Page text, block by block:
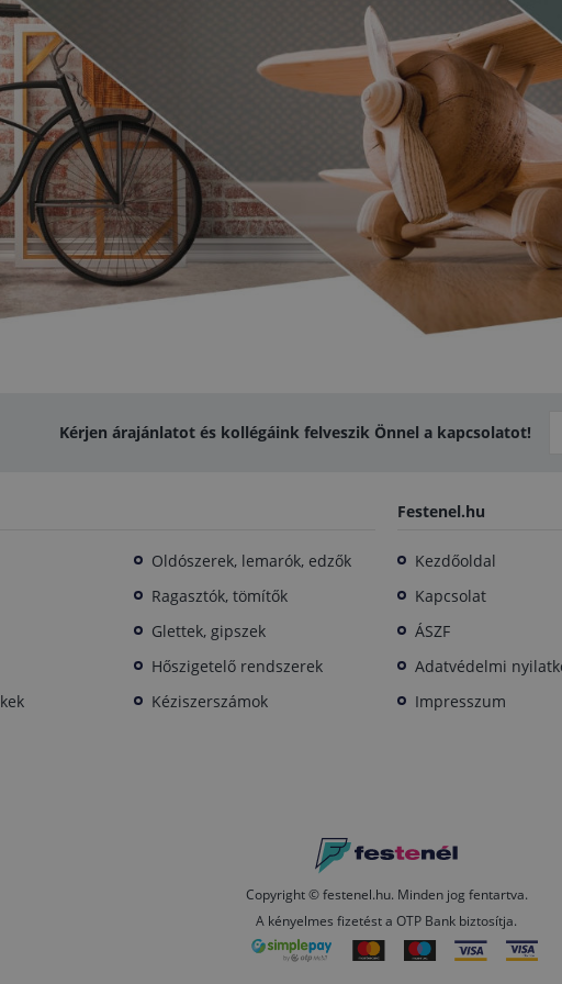
Kérjen árajánlatot és kollégáink felveszik Önnel a kapcsolatot!
Oldószerek, lemarók, edzők
Ragasztók, tömítők
Glettek, gipszek
Hőszigetelő rendszerek
Kéziszerszámok
Festenel.hu
Kezdőoldal
Kapcsolat
ÁSZF
Adatvédelmi
Impresszum
Copyright © festenel.hu. Minden jog fentartva.
A kényelmes fizetést a OTP Bank biztosítja.